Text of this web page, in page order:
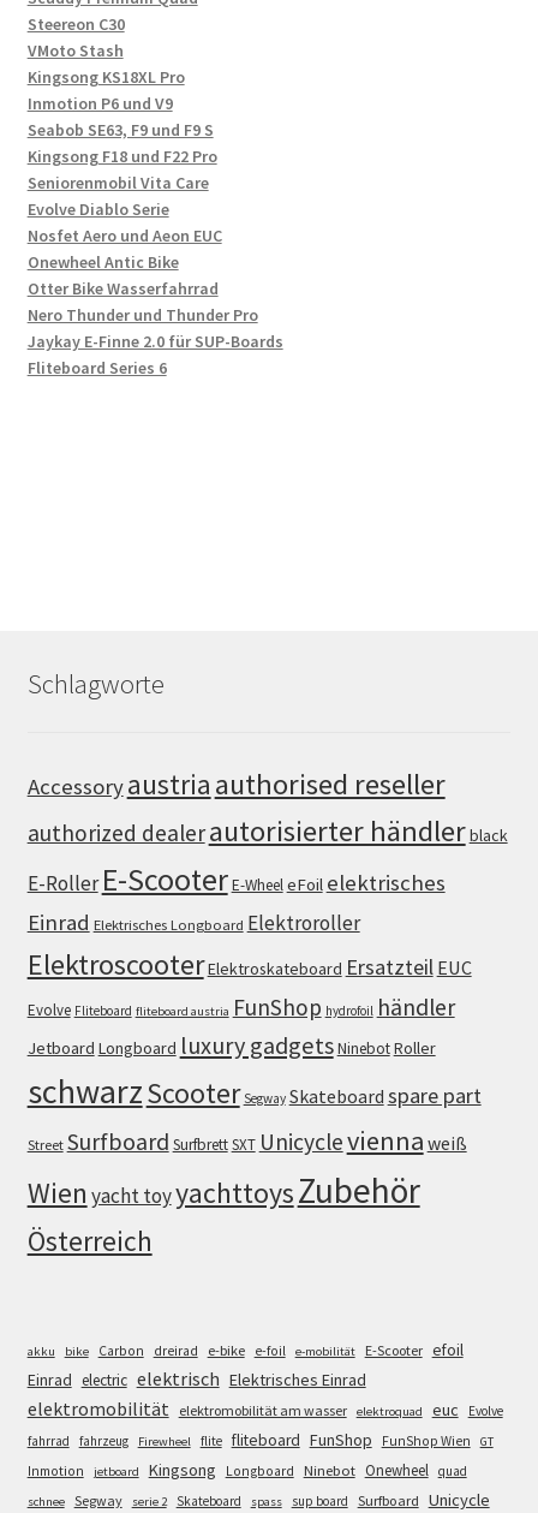
Steereon C30
VMoto Stash
Kingsong KS18XL Pro
Inmotion P6 und V9
Seabob SE63, F9 und F9 S
Kingsong F18 und F22 Pro
Seniorenmobil Vita Care
Evolve Diablo Serie
Nosfet Aero und Aeon EUC
Onewheel Antic Bike
Otter Bike Wasserfahrrad
Nero Thunder und Thunder Pro
Jaykay E-Finne 2.0 für SUP-Boards
Fliteboard Series 6
Schlagworte
Accessoryaustria authorised reseller
authorized dealerautorisierter händlerblack
E-Roller E-ScooterE-WheeleFoil elektrisches
Einrad Elektrisches Longboard Elektroroller
ElektroscooterElektroskateboard Ersatzteil EUC
Evolve Fliteboard fliteboard austria FunShop hydrofoil händler
Jetboard Longboard luxury gadgetsNinebotRoller
schwarzScooter Segway Skateboard spare part
Street Surfboard SurfbrettSXT Unicyclevienna weiß
Wien yacht toyyachttoysZubehör
Österreich
akku bike Carbon dreirad e-bike e-foil e-mobilität E-Scooter efoil
Einrad electric elektrisch Elektrisches Einrad
elektromobilität elektromobilität am wasser elektroquad euc
Evolve
fahrrad
fahrzeug Firewheel flite fliteboard FunShop FunShop Wien GT
Inmotion jetboard Kingsong Longboard Ninebot Onewheel quad
schnee Segway serie 2 Skateboard spass sup board Surfboard Unicycle